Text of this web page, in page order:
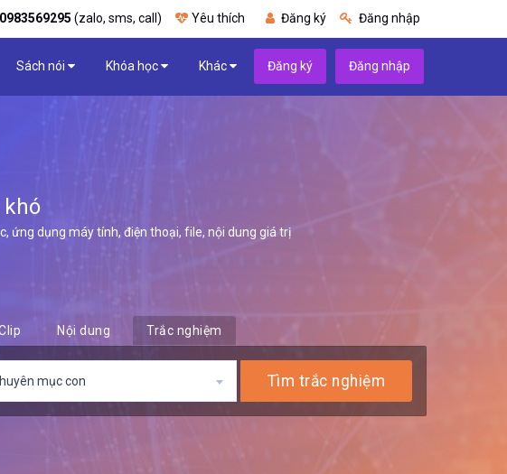
0983569295 (zalo, sms, call) Yêu thích Đăng ký Đăng nhập
Sách nói Khóa học Khác Đăng ký Đăng nhập
họ
ứng dụng máy tính, điện thoại, file, nội dung giá trị
Nội dung Trắc nghiệm
mục con Tìm trắc nghiệm